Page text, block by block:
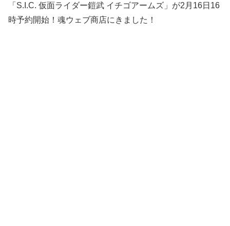
「S.I.C. 仮面ライダー鎧武 イチゴアームズ」が2月16日16
時予約開始！魂ウェブ商店にきました！